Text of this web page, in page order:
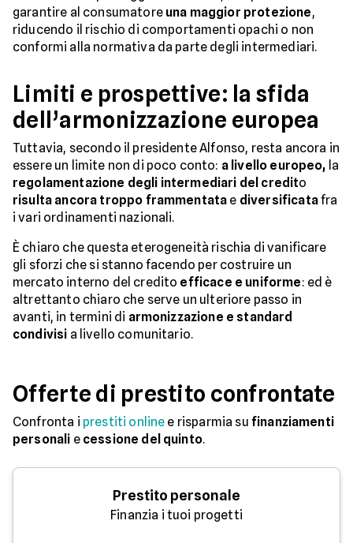
garantire al consumatore una maggior protezione,
riducendo il rischio di comportamenti opachi o non
conformi alla normativa da parte degli intermediari.
Limiti e prospettive: la sfida
dell’armonizzazione europea
Tuttavia, secondo il presidente Alfonso, resta ancora in
essere un limite non di poco conto: a livello europeo, la
regolamentazione degli intermediari del credito
risulta ancora troppo frammentata e diversificatafra
i vari ordinamenti nazionali.
È chiaro che questa eterogeneità rischia di vanificare
gli sforzi che si stanno facendo per costruire un
mercato interno del credito efficace e uniforme: ed è
altrettanto chiaro che serve un ulteriore passo in
avanti, in termini di armonizzazione e standard
condivisi a livello comunitario.
Offerte di prestito confrontate
Confronta i prestiti online e risparmia su finanziamenti
personali e cessione del quinto.
Prestito personale
Finanzia i tuoi progetti